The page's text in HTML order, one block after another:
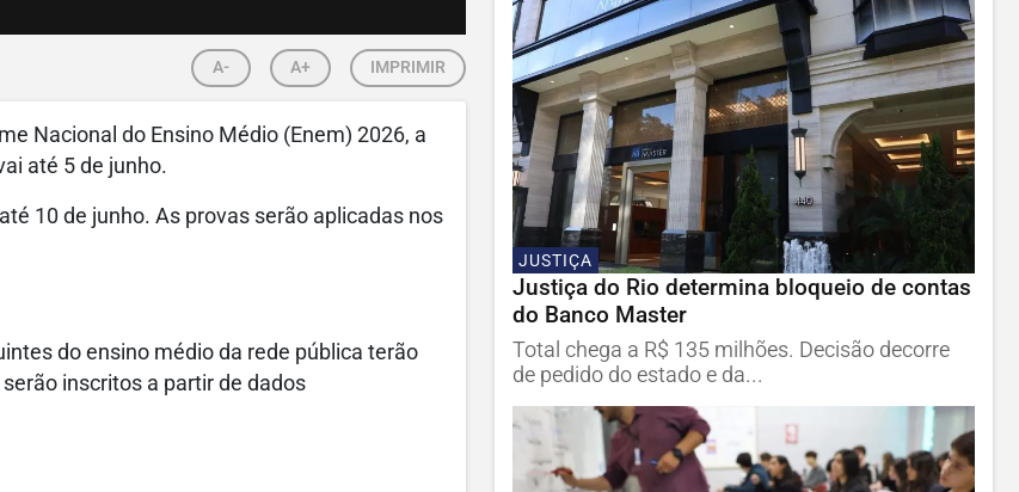
A- A+ IMPRIMIR
Nacional do Ensino Médio (Enem) 2026, a
até 5 de junho.
10 de junho. As provas serão aplicadas nos
do ensino médio da rede pública terão
inscritos a partir de dados
JUSTIÇA
Justiça do Rio determina bloqueio de contas
do Banco Master
Total chega a R$ 135 milhões. Decisão decorre
de pedido do estado e da...